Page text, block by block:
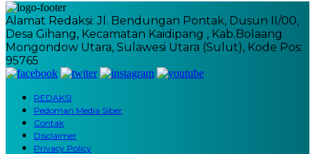
Alamat Redaksi: Jl. Bendungan Pontak, Dusun II/00,
Desa Gihang, Kecamatan Kaidipang , Kab.Bolaang
Mongondow Utara, Sulawesi Utara (Sulut), Kode Pos:
95765
REDAKSI
Pedoman Media Siber
Contak
Disclaimer
Privacy Policy